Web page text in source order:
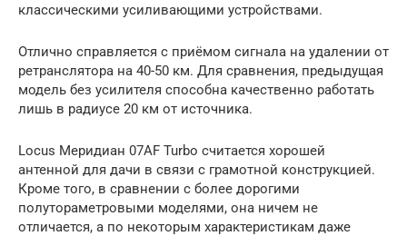
классическими усиливающими устройствами.
Отлично справляется с приёмом сигнала на удалении от
ретранслятора на 40-50 км. Для сравнения, предыдущая
модель без усилителя способна качественно работать
лишь в радиусе 20 км от источника.
Locus Меридиан 07AF Turbo считается хорошей
антенной для дачи в связи с грамотной конструкцией.
Кроме того, в сравнении с более дорогими
полутораметровыми моделями, она ничем не
отличается, а по некоторым характеристикам даже